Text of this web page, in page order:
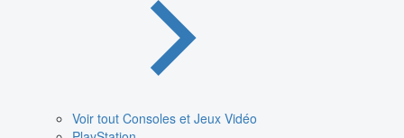
Voir tout Consoles et Jeux Vidéo